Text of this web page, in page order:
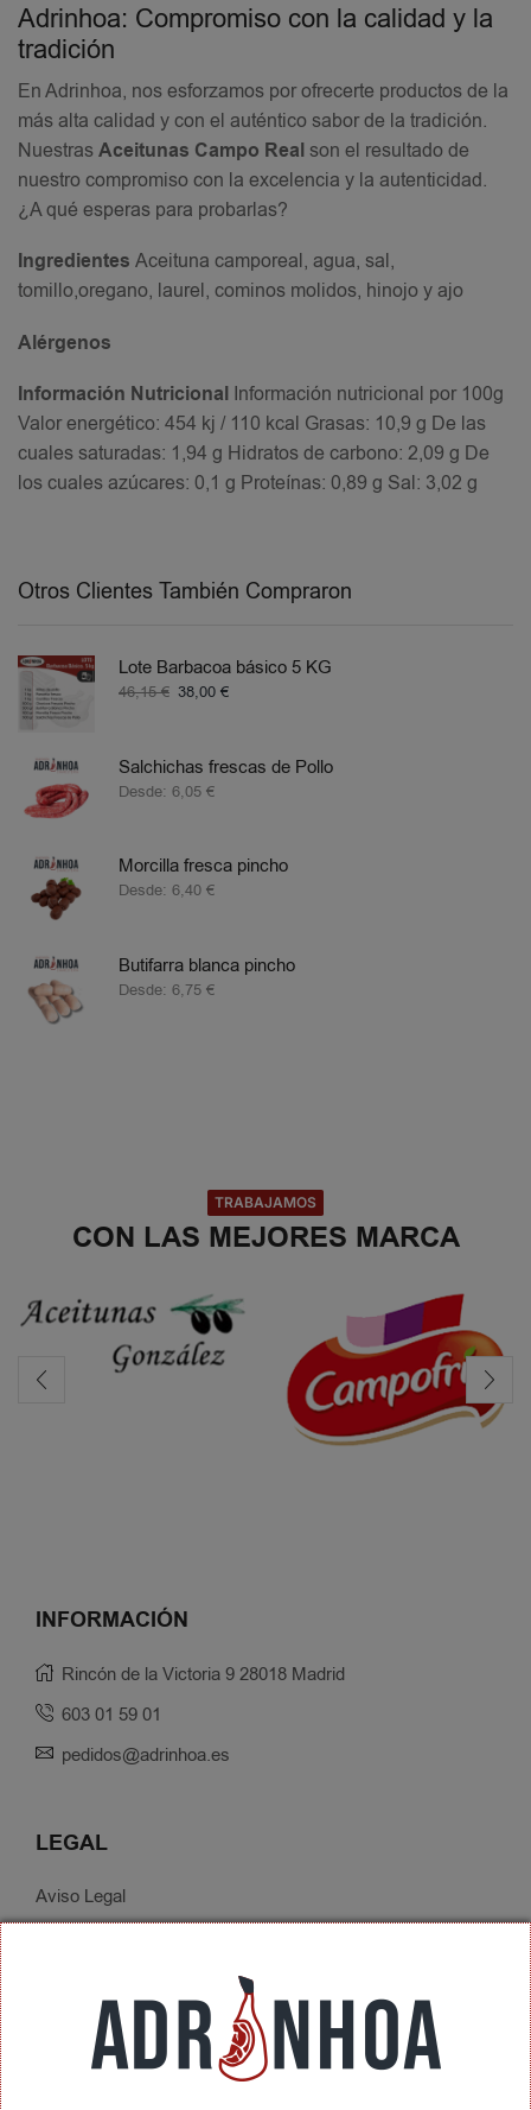
Adrinhoa: Compromiso con la calidad y la
tradición
En Adrinhoa, nos esforzamos por ofrecerte productos de la
más alta calidad y con el auténtico sabor de la tradición.
NuestrasAceitunas Campo Realson el resultado de
nuestro compromiso con la excelencia y la autenticidad.
¿A qué esperas para probarlas?
Ingredientes Aceituna camporeal, agua, sal,
tomillo,oregano, laurel, cominos molidos, hinojo y ajo
Alérgenos
Información Nutricional Información nutricional por 100g
Valor energético: 454 kj / 110 kcal Grasas: 10,9 g De las
cuales saturadas: 1,94 g Hidratos de carbono: 2,09 g De
los cuales azúcares: 0,1 g Proteínas: 0,89 g Sal: 3,02 g
Otros Clientes También Compraron
Lote Barbacoa básico 5 KG
46,15€ 38,00 €
Salchichas frescas de Pollo
Desde: 6,05 €
Morcilla fresca pincho
Desde: 6,40 €
Butifarra blanca pincho
Desde: 6,75 €
TRABAJAMOS
CON LAS MEJORES MARCA
INFORMACIÓN
Rincón de la Victoria 9 28018 Madrid
603 01 59 01
pedidos@adrinhoa.es
LEGAL
Aviso Legal
Condiciones de Contratación
Envíos y Devoluciones
SOBRE ADRINHOA